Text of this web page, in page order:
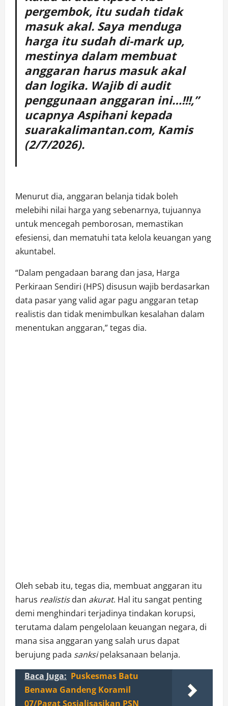
pergembok, itu sudah tidak
masuk akal. Saya menduga
harga itu sudah di-mark up,
mestinya dalam membuat
anggaran harus masuk akal
dan logika. Wajib di audit
penggunaan anggaran ini…!!!,”
ucapnya Aspihani kepada
suarakalimantan.com, Kamis
(2/7/2026).
Menurut dia, anggaran belanja tidak boleh
melebihi nilai harga yang sebenarnya, tujuannya
untuk mencegah pemborosan, memastikan
efesiensi, dan mematuhi tata kelola keuangan yang
akuntabel.
“Dalam pengadaan barang dan jasa, Harga
Perkiraan Sendiri (HPS) disusun wajib berdasarkan
data pasar yang valid agar pagu anggaran tetap
realistis dan tidak menimbulkan kesalahan dalam
menentukan anggaran,” tegas dia.
Oleh sebab itu, tegas dia, membuat anggaran itu
harus realistisdan akurat. Hal itu sangat penting
demi menghindari terjadinya tindakan korupsi,
terutama dalam pengelolaan keuangan negara, di
mana sisa anggaran yang salah urus dapat
berujung pada sanksipelaksanaan belanja.
Baca Juga: Puskesmas Batu
Benawa Gandeng Koramil
07/Pagat Sosialisasikan PSN